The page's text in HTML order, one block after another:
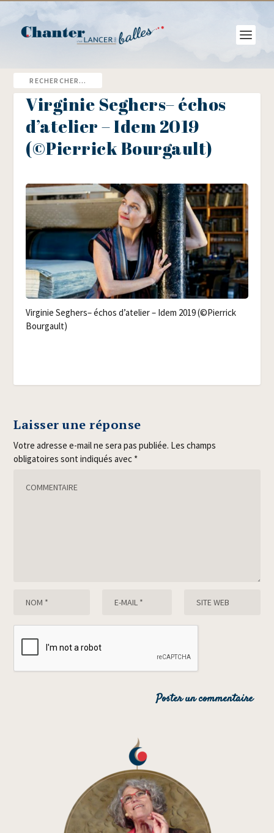
Virginie Seghers– échos
d’atelier – Idem 2019
(©Pierrick Bourgault)
Vir­gi­nie Seghers– échos d’atelier – Idem 2019 (©Pier­rick
Bourgault)
Laisser une réponse
Votre adresse e-mail ne sera pas publiée. Les champs
obligatoires sont indiqués avec *